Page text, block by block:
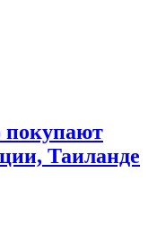
покупают
Таиланде